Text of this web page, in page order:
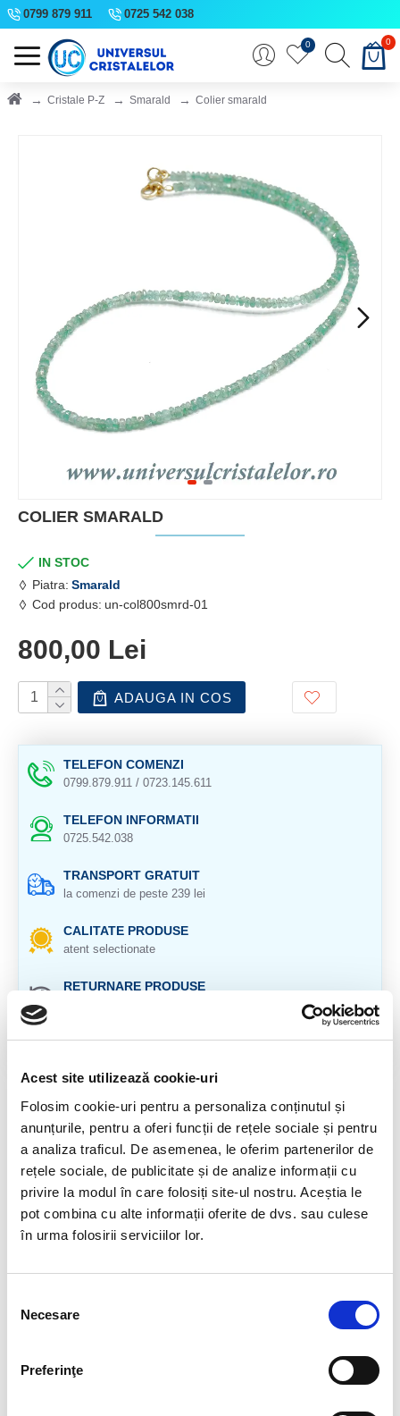
Acest site utilizează cookie-uri
Folosim cookie-uri pentru a personaliza conținutul și
anunțurile, pentru a oferi funcții de rețele sociale și pentru
a analiza traficul. De asemenea, le oferim partenerilor de
rețele sociale, de publicitate și de analize informații cu
privire la modul în care folosiți site-ul nostru. Aceștia le
pot combina cu alte informații oferite de dvs. sau culese
în urma folosirii serviciilor lor.
consimțământului
Necesare
Preferinţe
0799 879 911 0725 542 038
0 0
Cristale P-Z Smarald Colier smarald
COLIER SMARALD
IN STOC
Piatra: Smarald
Cod produs: un-col800smrd-01
800,00 Lei
ADAUGA IN COS
TELEFON COMENZI
0799.879.911 / 0723.145.611
TELEFON INFORMATII
0725.542.038
TRANSPORT GRATUIT
la comenzi de peste 239 lei
CALITATE PRODUSE
atent selectionate
RETURNARE PRODUSE
GARANTIE PRODUSE
DESCRIERE PRODUS
Colier cu pietre fatetate si inchizatoare de argint.
Cristal natural 100 %.
Veti primi exact produsul din imagine.
Lungime : 44 cm.
Pozele sunt realizate cu aparat profesionist sub lumina alba.
mobilului/tabletei/laptopului dumneavoastra.